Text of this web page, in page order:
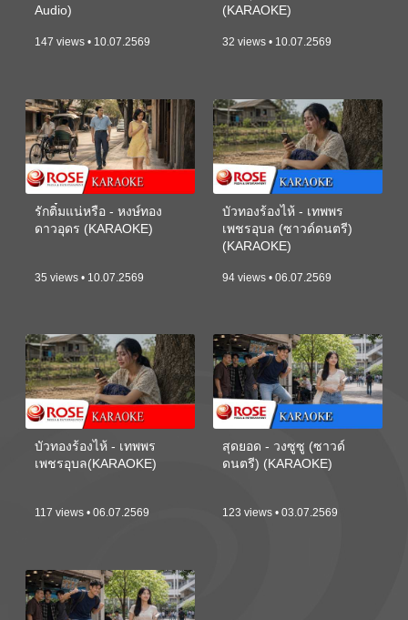
Audio)
147 views • 10.07.2569
(KARAOKE)
32 views • 10.07.2569
รักติ๋มแน่หรือ - หงษ์ทอง
ดาวอุดร (KARAOKE)
35 views • 10.07.2569
บัวทองร้องไห้ - เทพพร
เพชรอุบล (ซาวด์ดนตรี)
(KARAOKE)
94 views • 06.07.2569
บัวทองร้องไห้ - เทพพร
เพชรอุบล(KARAOKE)
117 views • 06.07.2569
สุดยอด - วงซูซู (ซาวด์
ดนตรี) (KARAOKE)
123 views • 03.07.2569